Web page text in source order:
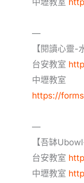
—
【閱讀心靈-
台安教室
中壢教室
https://
—
【吾缽
台安教室
中壢教室